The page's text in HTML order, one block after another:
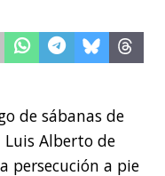
de sábanas de
Luis Alberto de
persecución a pie